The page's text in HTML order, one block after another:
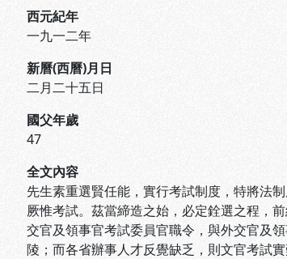
西元紀年
一九一二年
新曆(西曆)月日
二月二十五日
國父年歲
47
全文內容
先生素重選賢任能，實行考試制度，特將法
厥惟考試。茲當締造之始，必定銓選之程，
交官及領事官考試委員官職令，與外交官及
陵；而各省辦事人才反覺缺乏，則文官考試